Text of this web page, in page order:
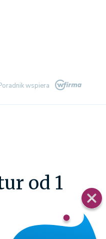
wspiera
od 1